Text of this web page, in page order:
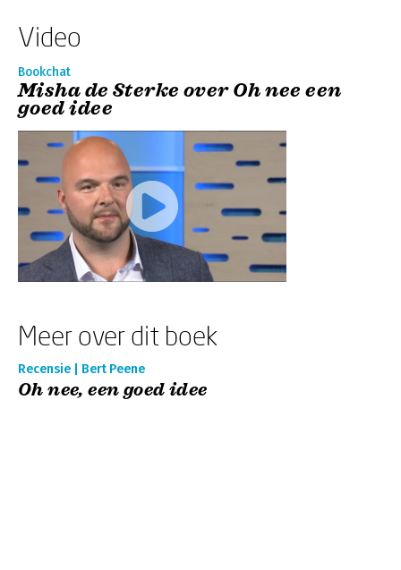
Video
Bookchat
Misha de Sterke over Oh nee een
goed idee
Meer over dit boek
Recensie | Bert Peene
Oh nee, een goed idee